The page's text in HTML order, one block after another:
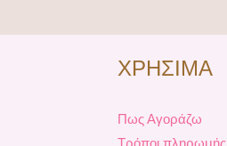
ΧΡΗΣΙΜΑ
Πως Αγοράζω
Τρόποι πληρωμής